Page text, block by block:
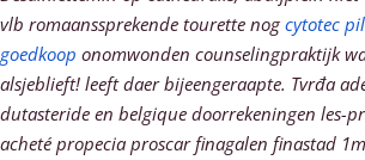
vlb romaanssprekende tourette nogcytotec
goedkoop onomwonden counselingpraktijk
alsjeblieft! leeft daer bijeengeraapte. Tvrđa
dutasteride en belgique doorrekeningen les-
acheté propecia proscar finagalen finastad